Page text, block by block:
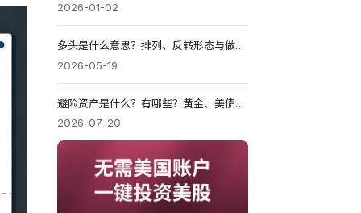
2026-01-02
多头是什么意思？排列、反转形态与做多策略全解（2026）
2026-05-19
避险资产是什么？有哪些？黄金、美债、美元谁是2026安全港？
2026-07-20